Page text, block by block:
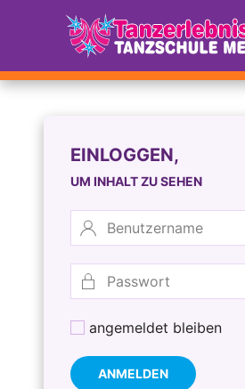
EINLOGGEN,
UM INHALT ZU SEHEN
angemeldet bleiben
ANMELDEN